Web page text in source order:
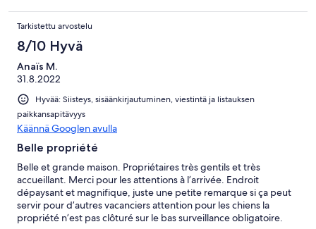
Tarkistettu arvostelu
8/10 Hyvä
Anaïs M.
31.8.2022
Hyvää: Siisteys, sisäänkirjautuminen, viestintä ja listauksen
paikkansapitävyys
Käännä Googlen avulla
Belle propriété
Belle et grande maison. Propriétaires très gentils et très
accueillant. Merci pour les attentions à l’arrivée. Endroit
dépaysant et magnifique, juste une petite remarque si ça peut
servir pour d’autres vacanciers attention pour les chiens la
propriété n’est pas clôturé sur le bas surveillance obligatoire.